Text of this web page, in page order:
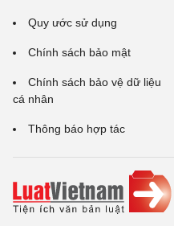
Quy ước sử dụng
Chính sách bảo mật
Chính sách bảo vệ dữ liệu
cá nhân
Thông báo hợp tác